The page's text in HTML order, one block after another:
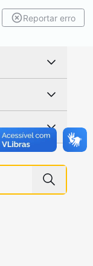
Reportar erro